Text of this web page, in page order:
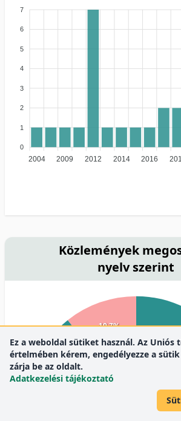
7
6
5
4
3
2
1
0
2004 2009 2012 2014 2016
Közlemények
nyelv szerint
10.7%
Ez a weboldal sütiket használ. Az Uniós
értelmében kérem, engedélyezze a
zárja be az oldalt.
Adatkezelési tájékoztató